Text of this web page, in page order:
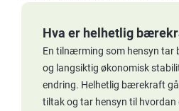
Hva er helhetlig
En tilnærming som hensyn tar
og langsiktig økonomisk
endring. Helhetlig bærekraft
tiltak og tar hensyn til hvordan